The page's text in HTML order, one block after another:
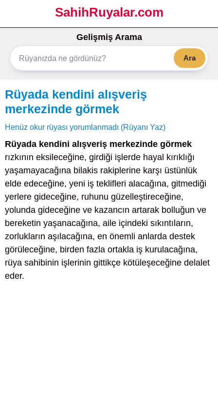
SahihRuyalar.com
Gelişmiş Arama
Ara
Rüyada kendini alışveriş
merkezinde görmek
Henüz okur rüyası yorumlanmadı (Rüyanı Yaz)
Rüyada kendini alışveriş merkezinde görmek
rızkının eksileceğine, girdiği işlerde hayal kırıklığı
yaşamayacağına bilakis rakiplerine karşı üstünlük
elde edeceğine, yeni iş teklifleri alacağına, gitmediği
yerlere gideceğine, ruhunu güzelleştireceğine,
yolunda gideceğine ve kazancın artarak bolluğun ve
bereketin yaşanacağına, aile içindeki sıkıntıların,
zorlukların aşılacağına, en önemli anlarda destek
görüleceğine, birden fazla ortakla iş kurulacağına,
rüya sahibinin işlerinin gittikçe kötüleşeceğine delalet
eder.